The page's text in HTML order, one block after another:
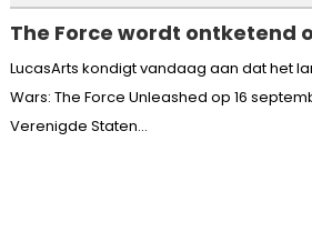
The Force wordt ontketend
LucasArts kondigt vandaag aan dat het
Wars: The Force Unleashed op 16
Verenigde Staten...